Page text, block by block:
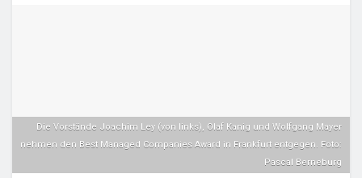
Die Vorstände Joachim Ley (von links), Olaf Kanig und Wolfgang Mayer
nehmen den Best Managed Companies Award in Frankfurt entgegen. Foto:
Pascal Berneburg